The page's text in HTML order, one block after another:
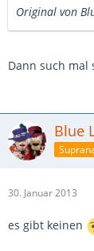
Original von
Dann such mal
Blue
30. Januar 2013
es gibt keinen